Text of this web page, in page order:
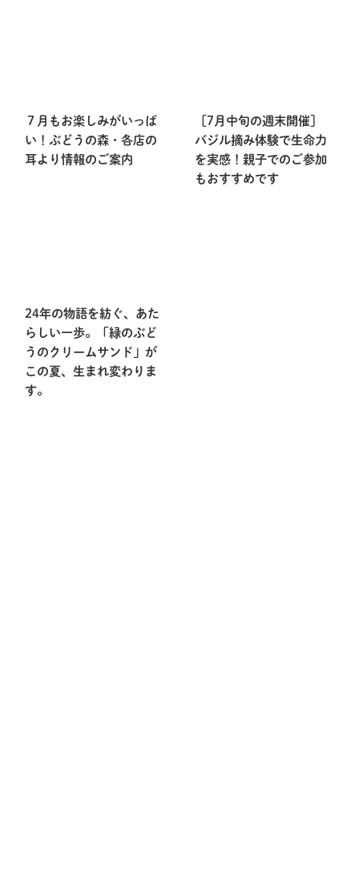
７月もお楽しみがいっぱ
い！ぶどうの森・各店の
耳より情報のご案内
［7月中旬の週末開催］
バジル摘み体験で生命力
を実感！親子でのご参加
もおすすめです
24年の物語を紡ぐ、あた
らしい一歩。「緑のぶど
うのクリームサンド」が
この夏、生まれ変わりま
す。